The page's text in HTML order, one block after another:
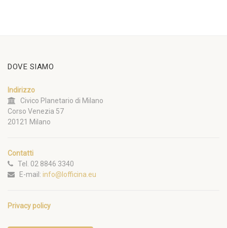
DOVE SIAMO
Indirizzo
Civico Planetario di Milano
Corso Venezia 57
20121 Milano
Contatti
Tel. 02 8846 3340
E-mail: info@lofficina.eu
Privacy policy